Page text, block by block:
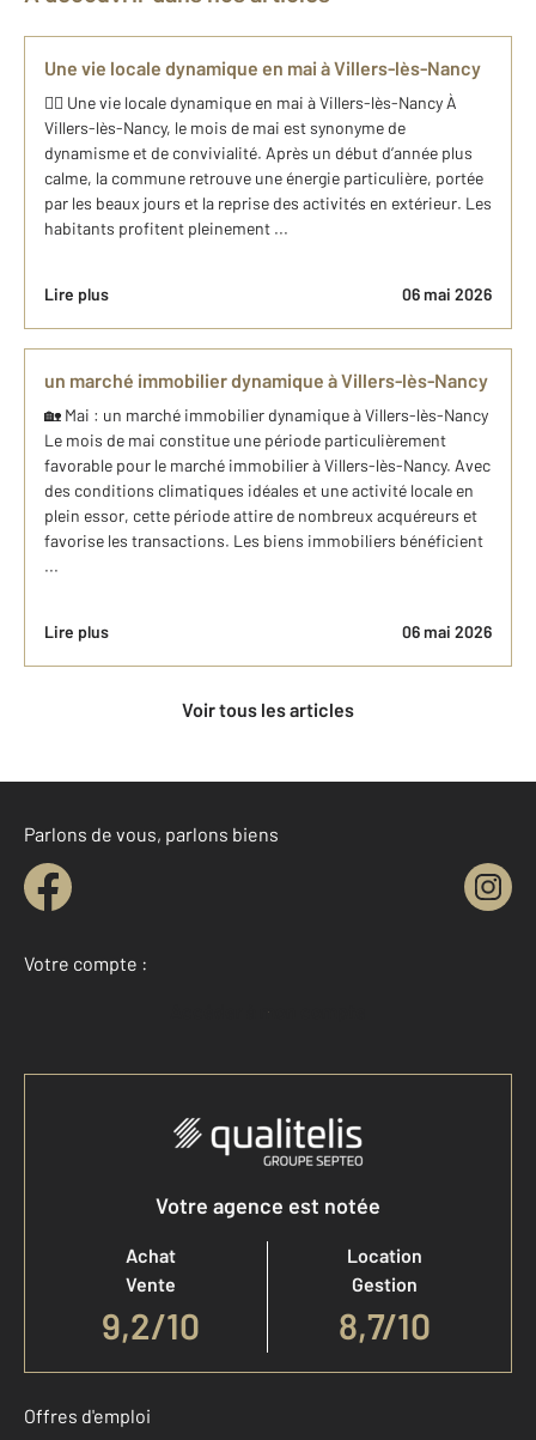
Une vie locale dynamique en mai à Villers-lès-Nancy
🚴‍♂️ Une vie locale dynamique en mai à Villers-lès-Nancy À
Villers-lès-Nancy, le mois de mai est synonyme de
dynamisme et de convivialité. Après un début d’année plus
calme, la commune retrouve une énergie particulière, portée
par les beaux jours et la reprise des activités en extérieur. Les
habitants profitent pleinement ...
Lire plus 06 mai 2026
un marché immobilier dynamique à Villers-lès-Nancy
🏡 Mai : un marché immobilier dynamique à Villers-lès-Nancy
Le mois de mai constitue une période particulièrement
favorable pour le marché immobilier à Villers-lès-Nancy. Avec
des conditions climatiques idéales et une activité locale en
plein essor, cette période attire de nombreux acquéreurs et
favorise les transactions. Les biens immobiliers bénéficient
...
Lire plus 06 mai 2026
Voir tous les articles
Parlons de vous, parlons biens
Votre compte :
Accéder à mon compte
Votre agence est notée
Achat
Vente
9,2/10
Location
Gestion
8,7/10
Offres d'emploi